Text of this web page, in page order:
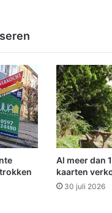
Al meer dan
kaarten
30 juli 2026